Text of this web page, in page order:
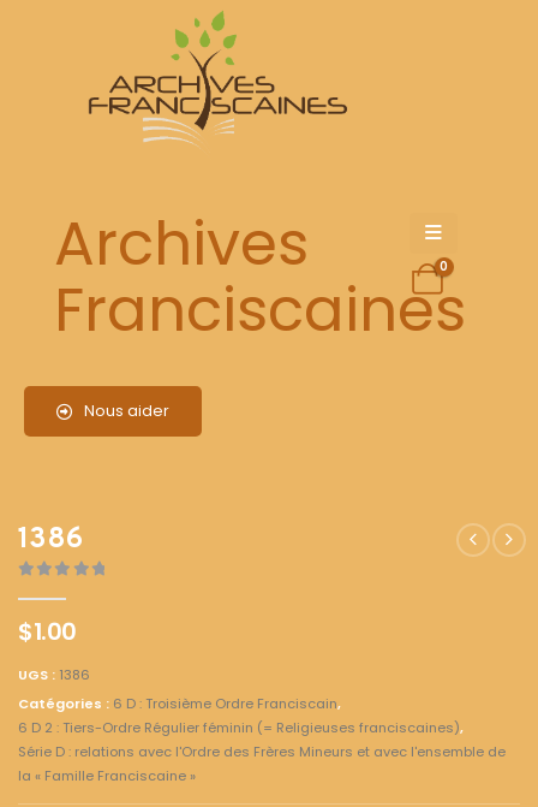
Archives
Franciscaines
Nous aider
0
1386
$1.00
UGS : 1386
Catégories : 6 D : Troisième Ordre Franciscain,
6 D 2 : Tiers-Ordre Régulier féminin (= Religieuses franciscaines),
Série D : relations avec l'Ordre des Frères Mineurs et avec l'ensemble de
la « Famille Franciscaine »